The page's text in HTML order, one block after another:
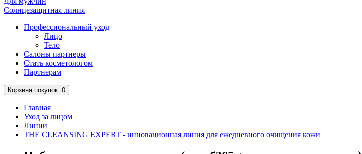
Солнцезащитная линия
Профессиональный уход
Лицо
Тело
Салоны партнеры
Стать косметологом
Партнерам
Корзинапокупок: 0
Главная
Уход за лицом
Линии
THE CLEANSING EXPERT - инновационная линия для ежедневного очищения кожи